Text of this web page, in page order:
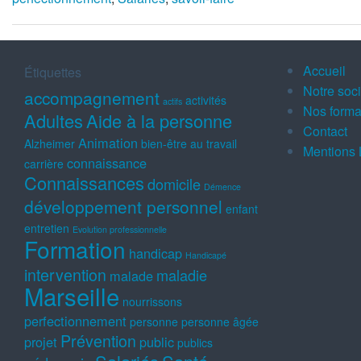
Étiquettes
accompagnement actifs activités
AdultesAide à la personne
Alzheimer Animation bien-être au travail
carrière connaissance
Connaissancesdomicile Démence
développement personnel enfant
entretien Evolution professionnelle
Formation handicap Handicapé
intervention malade maladie
Marseille nourrissons
perfectionnement personne personne âgée
projet Prévention public publics
Accueil
Notre
Nos
Contact
Mentions